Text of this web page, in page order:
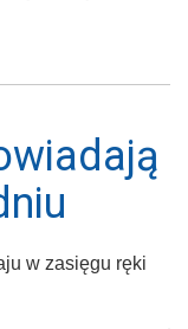
w zasięgu ręki